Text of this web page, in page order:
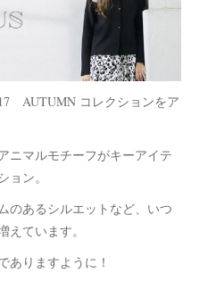
AUTUMN コレクションをア
ニマルモチーフがキーアイテ
ン。
のあるシルエットなど、いつ
えています。
ありますように！